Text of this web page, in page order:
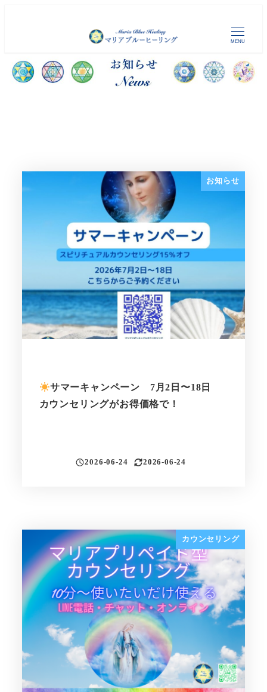
ン
MENU
お知らせ
サマーキャンペーン 7月2日〜18日
カウンセリングがお得価格で！
投稿日
2026-06-24
更新日
2026-06-24
カウンセリング